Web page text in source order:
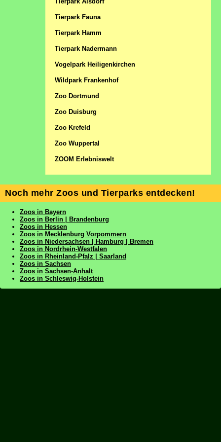
Tierpark Fauna
Tierpark Hamm
Tierpark Nadermann
Vogelpark Heiligenkirchen
Wildpark Frankenhof
Zoo Dortmund
Zoo Duisburg
Zoo Krefeld
Zoo Wuppertal
ZOOM Erlebniswelt
Noch mehr Zoos und Tierparks entdecken!
Zoos in Bayern
Zoos in Berlin | Brandenburg
Zoos in Hessen
Zoos in Mecklenburg Vorpommern
Zoos in Niedersachsen | Hamburg | Bremen
Zoos in Nordrhein-Westfalen
Zoos in Rheinland-Pfalz | Saarland
Zoos in Sachsen
Zoos in Sachsen-Anhalt
Zoos in Schleswig-Holstein